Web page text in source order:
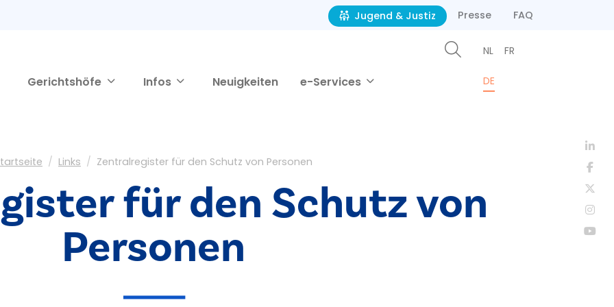
Jugend & Justiz Presse FAQ
Gerichtshöfe Infos Neuigkeiten e-Services
NL FR
DE
Links Zentralregister für den Schutz von Personen
für den Schutz von
Personen